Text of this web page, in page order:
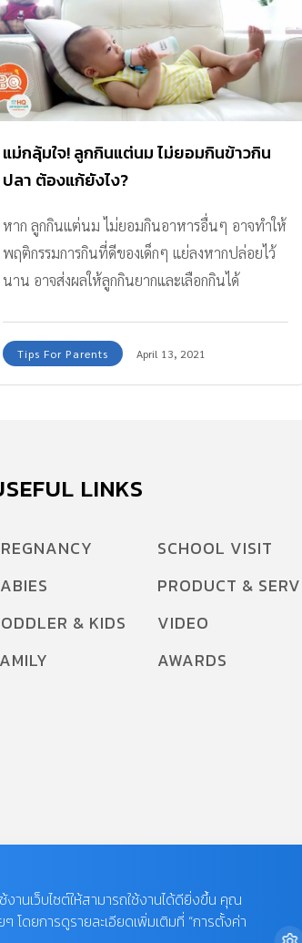
แม่กลุ้มใจ! ลูกกินแต่นม ไม่ยอมกินข้าวกิน
ปลา ต้องแก้ยังไง?
หาก ลูกกินแต่นม ไม่ยอมกินอาหารอื่นๆ อาจทำให้
พฤติกรรมการกินที่ดีของเด็กๆ แย่ลงหากปล่อยไว้
นาน อาจส่งผลให้ลูกกินยากและเลือกกินได้
Tips For Parents April 13, 2021
LINKS
& KIDS
SCHOOL VISIT
PRODUCT &
VIDEO
AWARDS
งานเว็บไซต์ให้สามารถใช้งานได้ดียิ่งขึ้น คุณ
โดยการดูรายละเอียดเพิ่มเติมที่ “การตั้งค่า